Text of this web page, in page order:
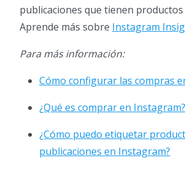
publicaciones que tienen
Aprende más sobre Instagram
Para más información:
Cómo configurar las compras
¿Qué es comprar en Instagram?
¿Cómo puedo etiquetar
publicaciones en Instagram?